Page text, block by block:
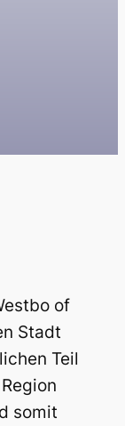
of
Stadt
Teil
somit